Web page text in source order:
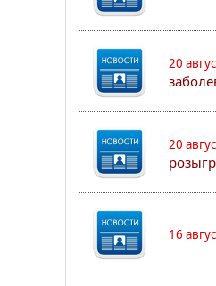
20
20
16